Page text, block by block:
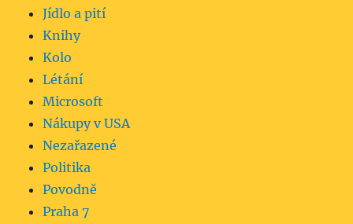
Jídlo a pití
Knihy
Kolo
Létání
Microsoft
Nákupy v USA
Nezařazené
Politika
Povodně
Praha 7